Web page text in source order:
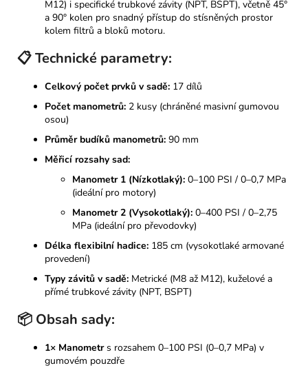
M12) i specifické trubkové závity (NPT, BSPT), včetně 45°
a 90° kolen pro snadný přístup do stísněných prostor
kolem filtrů a bloků motoru.
📋Technické parametry:
Celkový počet prvků v sadě: 17 dílů
Počet manometrů: 2 kusy (chráněné masivní gumovou
osou)
Průměr budíků manometrů: 90 mm
Měřicí rozsahy sad:
Manometr 1 (Nízkotlaký): 0–100 PSI / 0–0,7 MPa
(ideální pro motory)
Manometr 2 (Vysokotlaký): 0–400 PSI / 0–2,75
MPa (ideální pro převodovky)
Délka flexibilní hadice: 185 cm (vysokotlaké armované
provedení)
Typy závitů v sadě: Metrické (M8 až M12), kuželové a
přímé trubkové závity (NPT, BSPT)
📦 Obsah sady:
1× Manometrs rozsahem 0–100 PSI (0–0,7 MPa) v
gumovém pouzdře